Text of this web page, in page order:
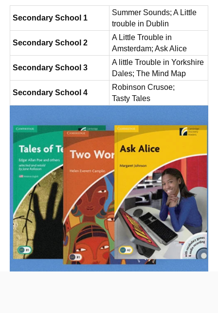
Secondary School 1
Summer Sounds; A Little
trouble in Dublin
Secondary School 2
A Little Trouble in
Amsterdam; Ask Alice
Secondary School 3
A little Trouble in Yorkshire
Dales; The Mind Map
Secondary School 4
Robinson Crusoe;
Tasty Tales